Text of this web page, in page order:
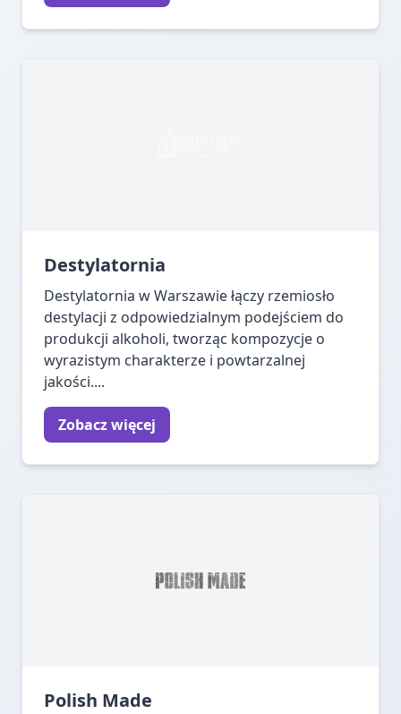
Destylatornia
Destylatornia w Warszawie łączy rzemiosło
destylacji z odpowiedzialnym podejściem do
produkcji alkoholi, tworząc kompozycje o
wyrazistym charakterze i powtarzalnej
jakości....
Zobacz więcej
Polish Made